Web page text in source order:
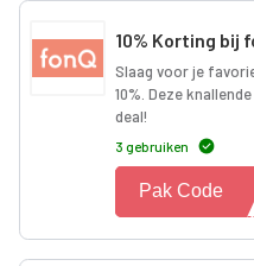
10% Korting bij
Slaag voor je
10%. Deze
deal!
3 gebruiken
Pak Code